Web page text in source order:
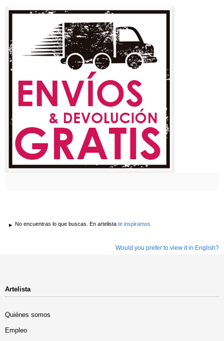
No encuentras lo que buscas. En artelista te inspiramos
Would you prefer to view it in English?
Artelista
Quiénes somos
Empleo